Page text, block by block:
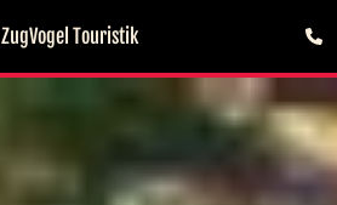
ZugVogel Touristik